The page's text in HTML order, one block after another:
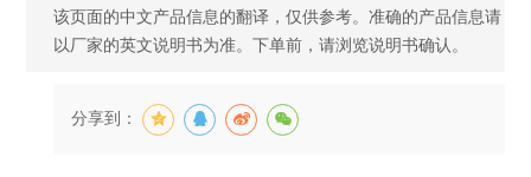
该页面的中文产品信息的翻译，仅供参考。准确的产品信息请
以厂家的英文说明书为准。下单前，请浏览说明书确认。
分享到：